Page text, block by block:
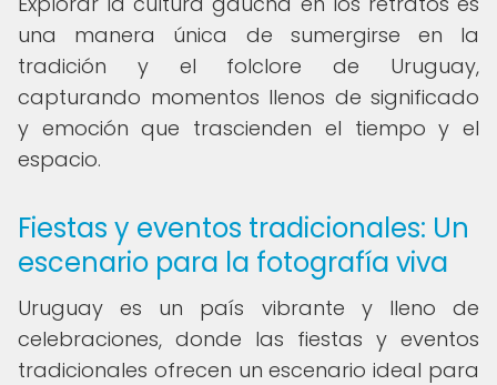
una manera única de sumergirse en la
tradición y el folclore de Uruguay,
capturando momentos llenos de significado
y emoción que trascienden el tiempo y el
espacio.
Fiestas y eventos tradicionales: Un
escenario para la fotografía viva
Uruguay es un país vibrante y lleno de
celebraciones, donde las fiestas y eventos
tradicionales ofrecen un escenario ideal para